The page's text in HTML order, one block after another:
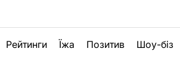
Рейтинги Їжа Позитив Шоу-біз